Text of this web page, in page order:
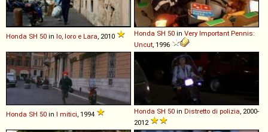
Honda SH 50 in Io, loro e Lara , 2010 Honda SH 50 in Very Important Pennis:
Uncut , 1996
Honda SH 50 in I mitici , 1994 Honda SH 50 in Distretto di polizia , 2000-
2012